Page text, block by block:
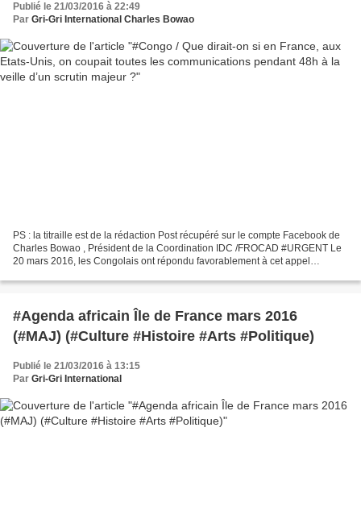
Publié le 21/03/2016 à 22:49
Par Gri-Gri International Charles Bowao
PS : la titraille est de la rédaction Post récupéré sur le compte Facebook de
Charles Bowao , Président de la Coordination IDC /FROCAD #‎URGENT‬ Le
20 mars 2016, les Congolais ont répondu favorablement à cet appel
#Agenda africain Île de France mars 2016
(#MAJ) (#Culture #Histoire #Arts #Politique)
Publié le 21/03/2016 à 13:15
Par Gri-Gri International